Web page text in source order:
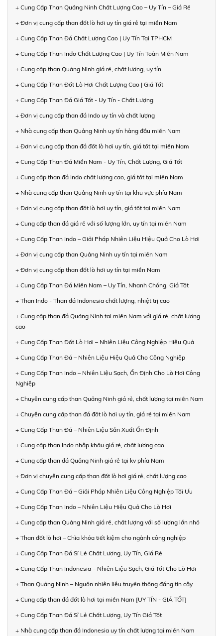
+ Cung Cấp Than Quảng Ninh Chất Lượng Cao – Uy Tín – Giá Rẻ
+ Đơn vị cung cấp than đốt lò hơi uy tín giá rẻ tại miền Nam
+ Cung Cấp Than Đá Chất Lượng Cao | Uy Tín Tại TPHCM
+ Cung Cấp Than Indo Chất Lượng Cao | Uy Tín Toàn Miền Nam
+ Cung cấp than Quảng Ninh giá rẻ, chất lượng, uy tín
+ Cung Cấp Than Đốt Lò Hơi Chất Lượng Cao | Giá Tốt
+ Cung Cấp Than Đá Giá Tốt - Uy Tín - Chất Lượng
+ Đơn vị cung cấp than đá Indo uy tín và chất lượng
+ Nhà cung cấp than Quảng Ninh uy tín hàng đầu miền Nam
+ Đơn vị cung cấp than đá đốt lò hơi uy tín, giá tốt tại miền Nam
+ Cung Cấp Than Đá Miền Nam - Uy Tín, Chất Lượng, Giá Tốt
+ Cung cấp than đá Indo chất lượng cao, giá tốt tại miền Nam
+ Nhà cung cấp than Quảng Ninh uy tín tại khu vực phía Nam
+ Đơn vị cung cấp than đốt lò hơi uy tín, giá tốt tại miền Nam
+ Cung cấp than đá giá rẻ với số lượng lớn, uy tín tại miền Nam
+ Cung Cấp Than Indo – Giải Pháp Nhiên Liệu Hiệu Quả Cho Lò Hơi
+ Đơn vị cung cấp than Quảng Ninh uy tín tại miền Nam
+ Đơn vị cung cấp than đốt lò hơi uy tín tại miền Nam
+ Cung Cấp Than Đá Miền Nam – Uy Tín, Nhanh Chóng, Giá Tốt
+ Than Indo - Than đá Indonesia chất lượng, nhiệt trị cao
+ Cung cấp than đá Quảng Ninh tại miền Nam với giá rẻ, chất lượng
cao
+ Cung Cấp Than Đốt Lò Hơi – Nhiên Liệu Công Nghiệp Hiệu Quả
+ Cung Cấp Than Đá – Nhiên Liệu Hiệu Quả Cho Công Nghiệp
+ Cung Cấp Than Indo – Nhiên Liệu Sạch, Ổn Định Cho Lò Hơi Công
Nghiệp
+ Chuyên cung cấp than Quảng Ninh giá rẻ, chất lượng tại miền Nam
+ Chuyên cung cấp than đá đốt lò hơi uy tín, giá rẻ tại miền Nam
+ Cung Cấp Than Đá – Nhiên Liệu Sản Xuất Ổn Định
+ Cung cấp than Indo nhập khẩu giá rẻ, chất lượng cao
+ Cung cấp than đá Quảng Ninh giá rẻ tại kv phía Nam
+ Đơn vị chuyên cung cấp than đốt lò hơi giá rẻ, chất lượng cao
+ Cung Cấp Than Đá – Giải Pháp Nhiên Liệu Công Nghiệp Tối Ưu
+ Cung Cấp Than Indo – Nhiên Liệu Hiệu Quả Cho Lò Hơi
+ Cung cấp than Quảng Ninh giá rẻ, chất lượng với số lượng lớn nhỏ
+ Than đốt lò hơi – Chìa khóa tiết kiệm cho ngành công nghiệp
+ Cung Cấp Than Đá Sỉ Lẻ Chất Lượng, Uy Tín, Giá Rẻ
+ Cung Cấp Than Indonesia – Nhiên Liệu Sạch, Giá Tốt Cho Lò Hơi
+ Than Quảng Ninh – Nguồn nhiên liệu truyền thống đáng tin cậy
+ Cung cấp than đá đốt lò hơi tại miền Nam [UY TÍN - GIÁ TỐT]
+ Cung Cấp Than Đá Sỉ Lẻ Chất Lượng, Uy Tín Giá Tốt
+ Nhà cung cấp than đá Indonesia uy tín chất lượng tại miền Nam